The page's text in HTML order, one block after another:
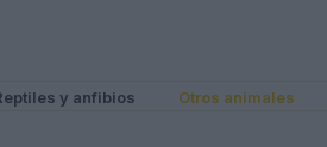
y anfibios Otros animales